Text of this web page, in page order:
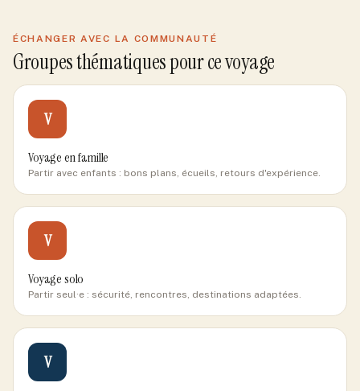
ÉCHANGER AVEC LA COMMUNAUTÉ
Groupes thématiques pour ce voyage
V
Voyage en famille
Partir avec enfants : bons plans, écueils, retours d'expérience.
V
Voyage solo
Partir seul·e : sécurité, rencontres, destinations adaptées.
V